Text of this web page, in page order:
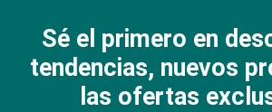
Sé el primero en
tendencias, nuevos
las ofertas